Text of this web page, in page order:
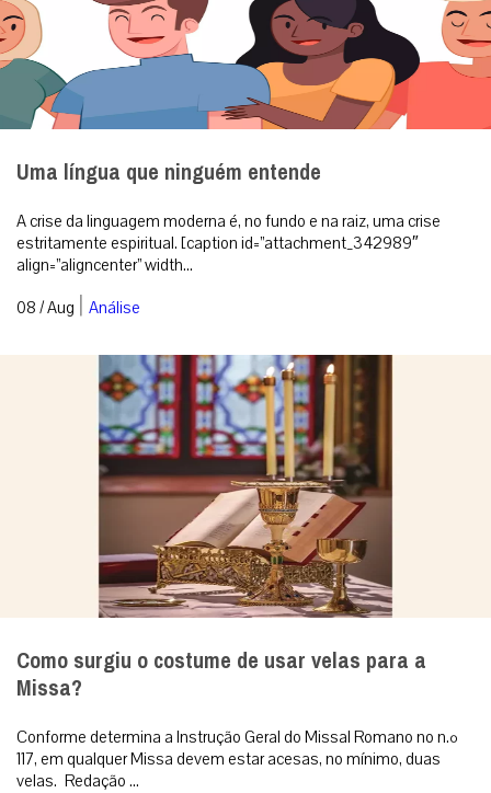
Uma língua que ninguém entende
A crise da linguagem moderna é, no fundo e na raiz, uma crise
estritamente espiritual. [caption id=”attachment_342989″
align=”aligncenter” width...
08 / Aug | Análise
Como surgiu o costume de usar velas para a
Missa?
Conforme determina a Instrução Geral do Missal Romano no n.º
117, em qualquer Missa devem estar acesas, no mínimo, duas
velas. Redação ...